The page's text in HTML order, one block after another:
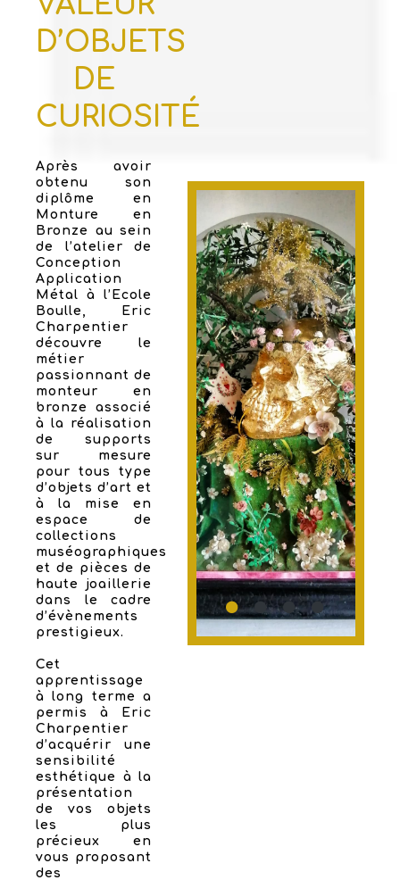
D’OBJETS
DE
CURIOSITÉ
Après avoir
obtenu son
diplôme en
Monture en
Bronze au sein
de l’atelier de
Conception
Application
Métal à l’Ecole
Boulle, Eric
Charpentier
découvre le
métier
passionnant de
monteur en
bronze associé
à la réalisation
de supports
sur mesure
pour tous type
d’objets d’art et
à la mise en
espace de
collections
muséographiques
et de pièces de
haute joaillerie
dans le cadre
d’évènements
prestigieux.
Cet
apprentissage
à long terme a
permis à Eric
Charpentier
d’acquérir une
sensibilité
esthétique à la
présentation
de vos objets
les plus
précieux en
vous proposant
des